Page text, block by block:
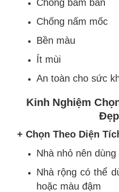
Chống bám bẩn
Chống nấm mốc
Bền màu
Ít mùi
An toàn cho sức
Kinh Nghiệm
Đẹp
+ Chọn Theo Diện
Nhà nhỏ nên
Nhà rộng có thể
hoặc màu đậm